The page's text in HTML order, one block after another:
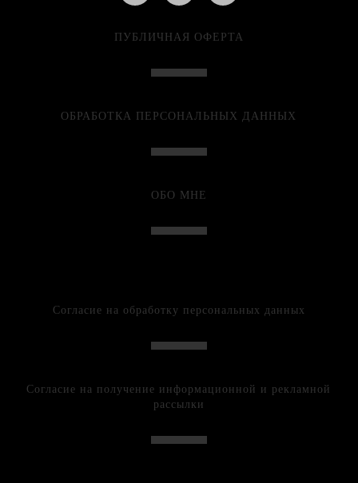
ПУБЛИЧНАЯ ОФЕРТА
ОБРАБОТКА ПЕРСОНАЛЬНЫХ ДАННЫХ
ОБО МНЕ
Согласие на обработку персональных данных
Согласие на получение информационной и рекламной
рассылки